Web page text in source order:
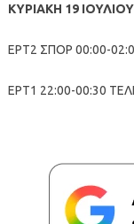
ΚΥΡΙΑΚΗ 19 ΙΟΥΛΙΟΥ
ΕΡΤ2 ΣΠΟΡ 00:00-
ΕΡΤ1 22:00-00:30